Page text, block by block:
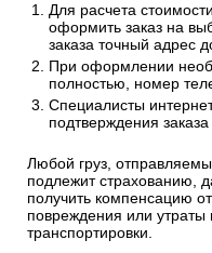
Для расчета
оформить заказ на
заказа точный адрес
При оформлении
полностью, номер
Специалисты
подтверждения
Любой груз,
подлежит страхованию,
получить компенсацию
повреждения или утраты
транспортировки.